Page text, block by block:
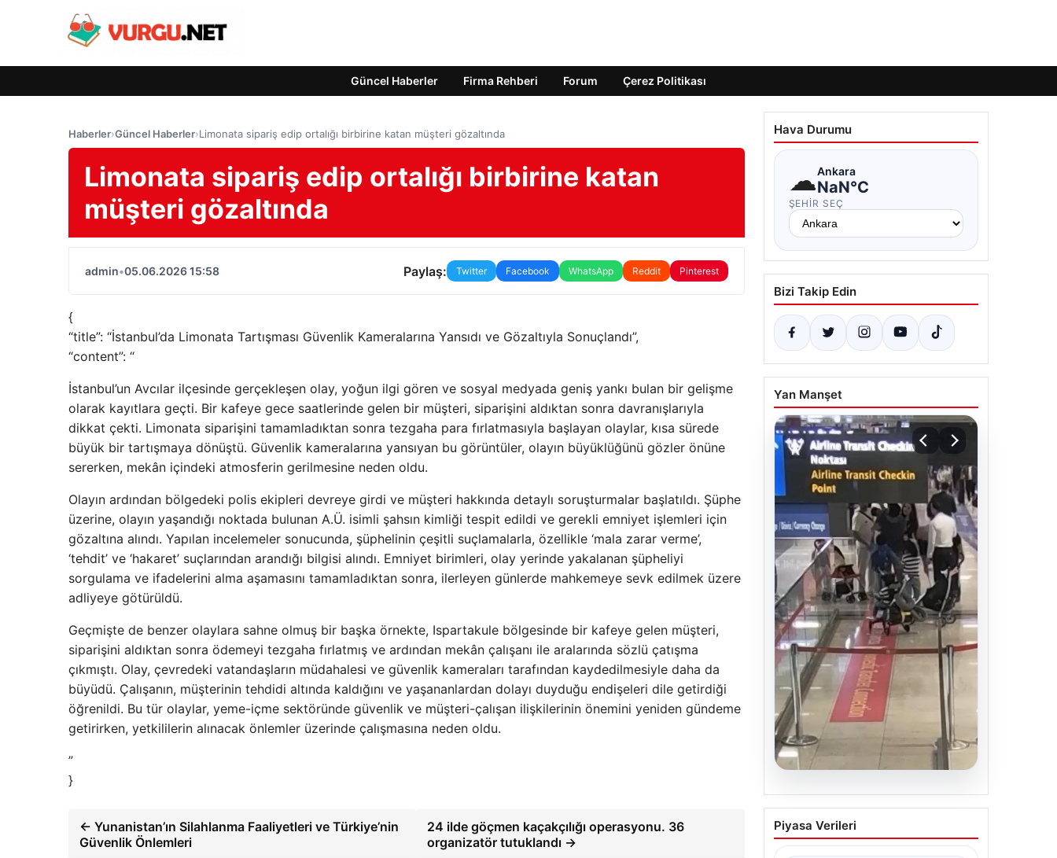
Güncel Haberler Firma Rehberi Forum Çerez Politikası
Haberler›Güncel Haberler›Limonata sipariş edip ortalığı birbirine katan müşteri gözaltında
Limonata sipariş edip ortalığı birbirine katan
müşteri gözaltında
admin•05.06.2026 15:58 Paylaş: Twitter Facebook WhatsApp Reddit Pinterest
{
“title”: “İstanbul’da Limonata Tartışması Güvenlik Kameralarına Yansıdı ve Gözaltıyla Sonuçlandı”,
“content”: “
İstanbul’un Avcılar ilçesinde gerçekleşen olay, yoğun ilgi gören ve sosyal medyada geniş yankı bulan bir gelişme
olarak kayıtlara geçti. Bir kafeye gece saatlerinde gelen bir müşteri, siparişini aldıktan sonra davranışlarıyla
dikkat çekti. Limonata siparişini tamamladıktan sonra tezgaha para fırlatmasıyla başlayan olaylar, kısa sürede
büyük bir tartışmaya dönüştü. Güvenlik kameralarına yansıyan bu görüntüler, olayın büyüklüğünü gözler önüne
sererken, mekân içindeki atmosferin gerilmesine neden oldu.
Olayın ardından bölgedeki polis ekipleri devreye girdi ve müşteri hakkında detaylı soruşturmalar başlatıldı. Şüphe
üzerine, olayın yaşandığı noktada bulunan A.Ü. isimli şahsın kimliği tespit edildi ve gerekli emniyet işlemleri için
gözaltına alındı. Yapılan incelemeler sonucunda, şüphelinin çeşitli suçlamalarla, özellikle ‘mala zarar verme’,
‘tehdit’ ve ‘hakaret’ suçlarından arandığı bilgisi alındı. Emniyet birimleri, olay yerinde yakalanan şüpheliyi
sorgulama ve ifadelerini alma aşamasını tamamladıktan sonra, ilerleyen günlerde mahkemeye sevk edilmek üzere
adliyeye götürüldü.
Geçmişte de benzer olaylara sahne olmuş bir başka örnekte, Ispartakule bölgesinde bir kafeye gelen müşteri,
siparişini aldıktan sonra ödemeyi tezgaha fırlatmış ve ardından mekân çalışanı ile aralarında sözlü çatışma
çıkmıştı. Olay, çevredeki vatandaşların müdahalesi ve güvenlik kameraları tarafından kaydedilmesiyle daha da
büyüdü. Çalışanın, müşterinin tehdidi altında kaldığını ve yaşananlardan dolayı duyduğu endişeleri dile getirdiği
öğrenildi. Bu tür olaylar, yeme-içme sektöründe güvenlik ve müşteri-çalışan ilişkilerinin önemini yeniden gündeme
getirirken, yetkililerin alınacak önlemler üzerinde çalışmasına neden oldu.
”
}
← Yunanistan’ın Silahlanma Faaliyetleri ve Türkiye’nin
Güvenlik Önlemleri
24 ilde göçmen kaçakçılığı operasyonu. 36
organizatör tutuklandı →
Hava Durumu
☁Ankara
NaN°C
ŞEHIR SEÇ
Bizi Takip Edin
Yan Manşet
05.08.2026
2 yaşındaki bebeği
Heimlich manevrasıyla
Piyasa Verileri